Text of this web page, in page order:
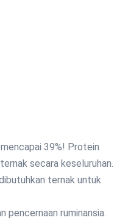
39%! Protein
secara keseluruhan.
ternak untuk
pencernaan ruminansia.